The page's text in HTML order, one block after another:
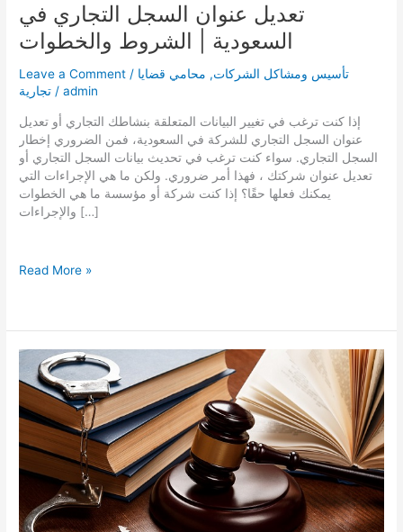
تعديل عنوان السجل التجاري في
السعودية | الشروط والخطوات
Leave a Comment / تأسيس ومشاكل الشركات, محامي قضايا
تجارية /admin
إذا كنت ترغب في تغيير البيانات المتعلقة بنشاطك التجاري أو تعديل
عنوان السجل التجاري للشركة في السعودية، فمن الضروري إخطار
السجل التجاري. سواء كنت ترغب في تحديث بيانات السجل التجاري أو
تعديل عنوان شركتك ، فهذا أمر ضروري. ولكن ما هي الإجراءات التي
يمكنك فعلها حقًا؟ إذا كنت شركة أو مؤسسة ما هي الخطوات
والإجراءات […]
تعديل
السعودية
|
الشروط
والخطوات
Read More »